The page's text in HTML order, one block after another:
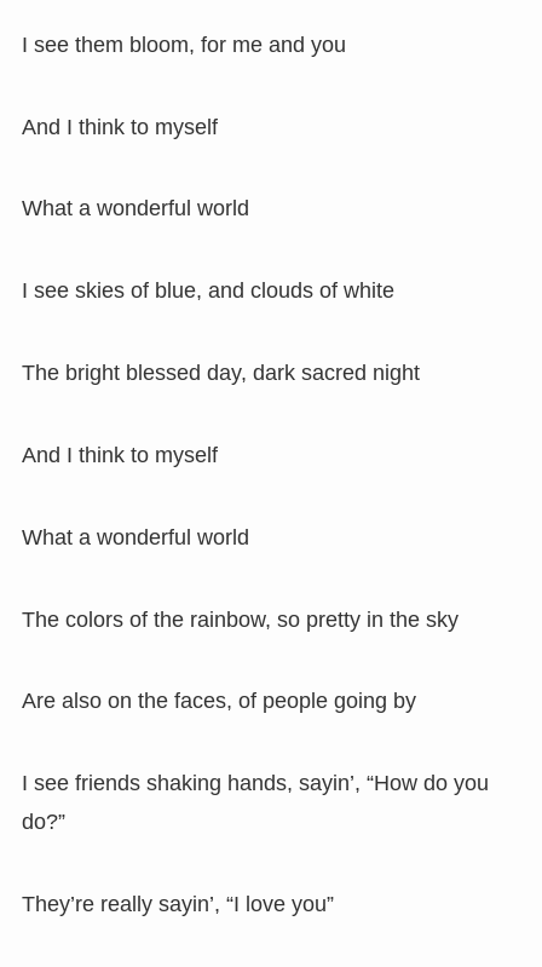
I see them bloom, for me and you
And I think to myself
What a wonderful world
I see skies of blue, and clouds of white
The bright blessed day, dark sacred night
And I think to myself
What a wonderful world
The colors of the rainbow, so pretty in the sky
Are also on the faces, of people going by
I see friends shaking hands, sayin’, “How do you
do?”
They’re really sayin’, “I love you”